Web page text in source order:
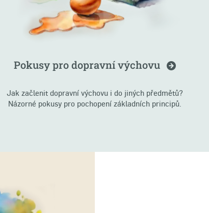
Pokusy pro dopravnívýchovu
Jak začlenit dopravní výchovu i do jiných předmětů?
Názorné pokusy pro pochopení základních principů.